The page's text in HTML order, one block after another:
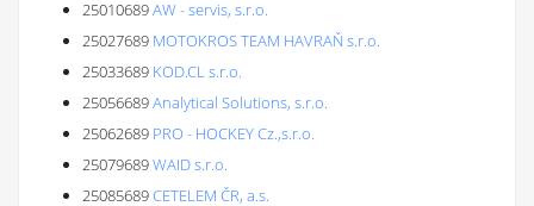
25010689AW - servis, s.r.o.
25027689 MOTOKROS TEAM HAVRAŇ s.r.o.
25033689 KOD.CL s.r.o.
25056689Analytical Solutions, s.r.o.
25062689 PRO - HOCKEY Cz.,s.r.o.
25079689WAID s.r.o.
25085689CETELEM ČR, a.s.